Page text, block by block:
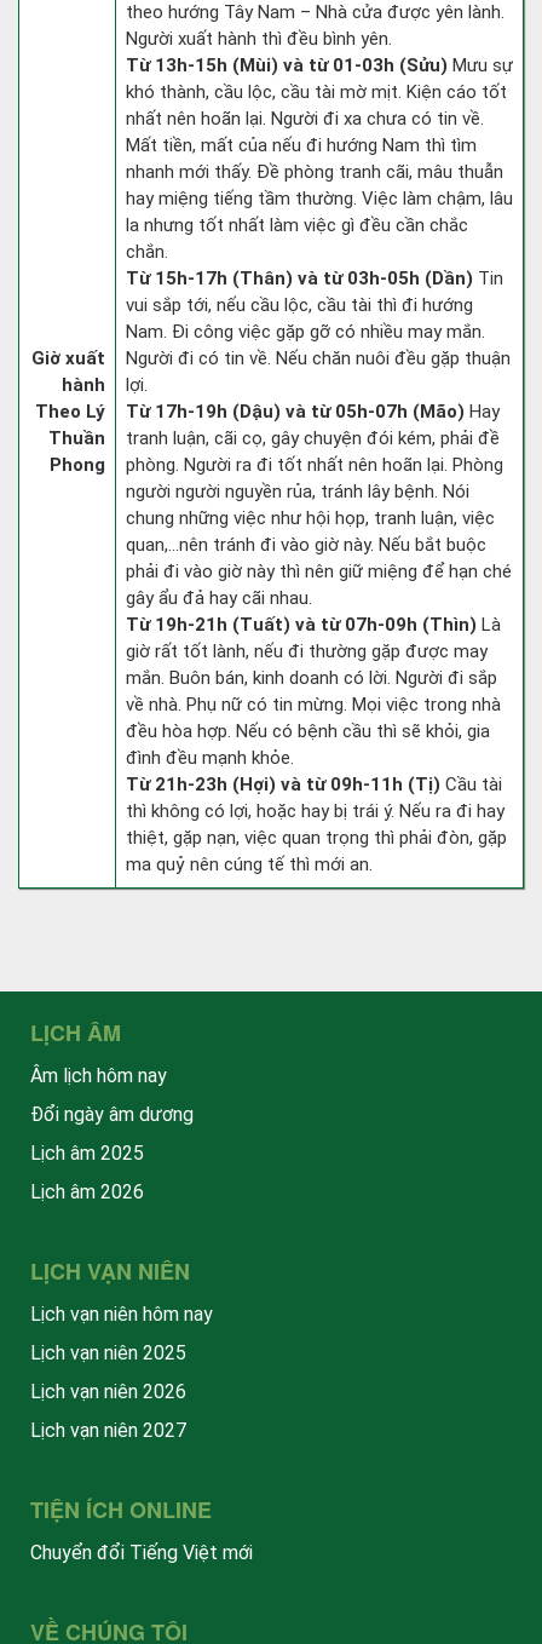
Giờ xuất
hành
Theo Lý
Thuần
Phong
theo hướng Tây Nam – Nhà cửa được yên lành.
Người xuất hành thì đều bình yên.
Từ 13h-15h (Mùi) và từ 01-03h (Sửu) Mưu sự
khó thành, cầu lộc, cầu tài mờ mịt. Kiện cáo tốt
nhất nên hoãn lại. Người đi xa chưa có tin về.
Mất tiền, mất của nếu đi hướng Nam thì tìm
nhanh mới thấy. Đề phòng tranh cãi, mâu thuẫn
hay miệng tiếng tầm thường. Việc làm chậm, lâu
la nhưng tốt nhất làm việc gì đều cần chắc
chắn.
Từ 15h-17h (Thân) và từ 03h-05h (Dần) Tin
vui sắp tới, nếu cầu lộc, cầu tài thì đi hướng
Nam. Đi công việc gặp gỡ có nhiều may mắn.
Người đi có tin về. Nếu chăn nuôi đều gặp thuận
lợi.
Từ 17h-19h (Dậu) và từ 05h-07h (Mão) Hay
tranh luận, cãi cọ, gây chuyện đói kém, phải đề
phòng. Người ra đi tốt nhất nên hoãn lại. Phòng
người người nguyền rủa, tránh lây bệnh. Nói
chung những việc như hội họp, tranh luận, việc
quan,…nên tránh đi vào giờ này. Nếu bắt buộc
phải đi vào giờ này thì nên giữ miệng để hạn ché
gây ẩu đả hay cãi nhau.
Từ 19h-21h (Tuất) và từ 07h-09h (Thìn) Là
giờ rất tốt lành, nếu đi thường gặp được may
mắn. Buôn bán, kinh doanh có lời. Người đi sắp
về nhà. Phụ nữ có tin mừng. Mọi việc trong nhà
đều hòa hợp. Nếu có bệnh cầu thì sẽ khỏi, gia
đình đều mạnh khỏe.
Từ 21h-23h (Hợi) và từ 09h-11h (Tị) Cầu tài
thì không có lợi, hoặc hay bị trái ý. Nếu ra đi hay
thiệt, gặp nạn, việc quan trọng thì phải đòn, gặp
ma quỷ nên cúng tế thì mới an.
LỊCH ÂM
Âm lịch hôm nay
Đổi ngày âm dương
Lịch âm 2025
Lịch âm 2026
LỊCH VẠN NIÊN
Lịch vạn niên hôm nay
Lịch vạn niên 2025
Lịch vạn niên 2026
Lịch vạn niên 2027
TIỆN ÍCH ONLINE
Chuyển đổi Tiếng Việt mới
VỀ CHÚNG TÔI